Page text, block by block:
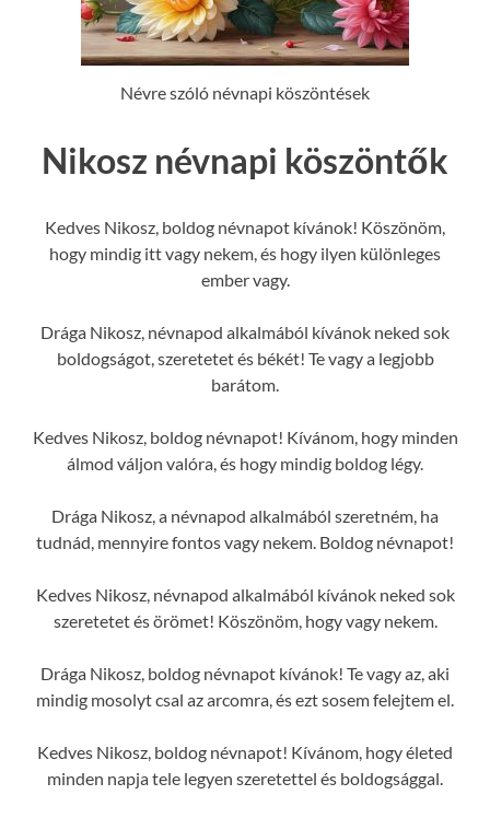
Névre szóló névnapi köszöntések
Nikosz névnapi köszöntők
Kedves Nikosz, boldog névnapot kívánok! Köszönöm,
hogy mindig itt vagy nekem, és hogy ilyen különleges
ember vagy.
Drága Nikosz, névnapod alkalmából kívánok neked sok
boldogságot, szeretetet és békét! Te vagy a legjobb
barátom.
Kedves Nikosz, boldog névnapot! Kívánom, hogy minden
álmod váljon valóra, és hogy mindig boldog légy.
Drága Nikosz, a névnapod alkalmából szeretném, ha
tudnád, mennyire fontos vagy nekem. Boldog névnapot!
Kedves Nikosz, névnapod alkalmából kívánok neked sok
szeretetet és örömet! Köszönöm, hogy vagy nekem.
Drága Nikosz, boldog névnapot kívánok! Te vagy az, aki
mindig mosolyt csal az arcomra, és ezt sosem felejtem el.
Kedves Nikosz, boldog névnapot! Kívánom, hogy életed
minden napja tele legyen szeretettel és boldogsággal.